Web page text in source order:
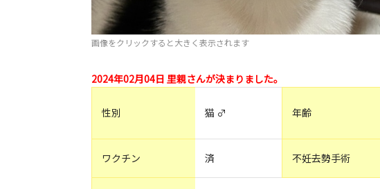
画像をクリックすると大きく表示されます
2024年02月04日 里親さんが決まりました。
性別 猫 ♂ 年齢
ワクチン 済 不妊去勢手術